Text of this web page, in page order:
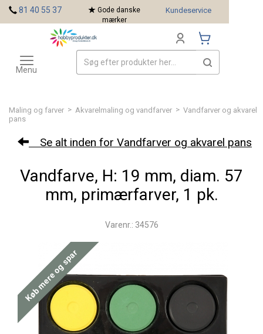
Maling og farver > Akvarelmaling og vandfarver > Vandfarver og akvarel
pans
Se alt inden for Vandfarver og akvarel pans
Vandfarve, H: 19 mm, diam. 57
mm, primærfarver, 1 pk.
Varenr.: 34576
Køb mere og spar
81 40 55 37
Gode danske
mærker
Kundeservice
Toggle
navigation
Menu
Mærker